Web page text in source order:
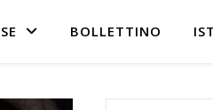
BOLLETTINO